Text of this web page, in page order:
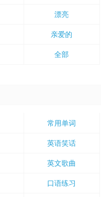
漂亮
亲爱的
全部
常用单词
英语笑话
英文歌曲
口语练习